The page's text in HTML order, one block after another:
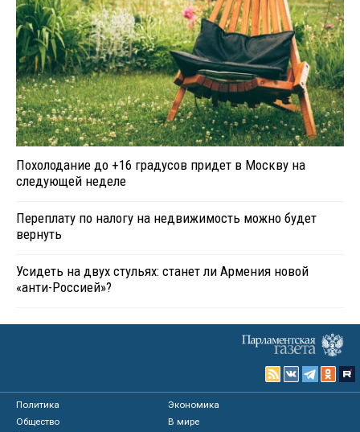
Похолодание до +16 градусов придет в Москву на
следующей неделе
Переплату по налогу на недвижимость можно будет
вернуть
Усидеть на двух стульях: станет ли Армения новой
«анти-Россией»?
Политика
Экономика
Общество
В мире